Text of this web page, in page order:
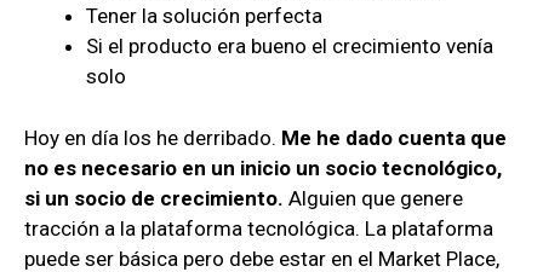
Tener la solución perfecta
Si el producto era bueno el crecimiento venía
solo
Hoy en día los he derribado. Me he dado cuenta que
no es necesario en un inicio un socio tecnológico,
si un socio de crecimiento. Alguien que genere
tracción a la plataforma tecnológica. La plataforma
puede ser básica pero debe estar en el Market Place,